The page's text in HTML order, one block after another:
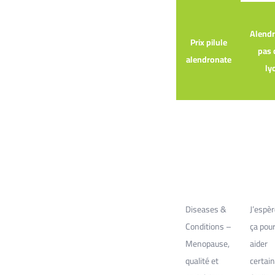
Prix pilule
alendronate
pas
Diseases &
Conditions –
Menopause,
qualité et
ça
aider